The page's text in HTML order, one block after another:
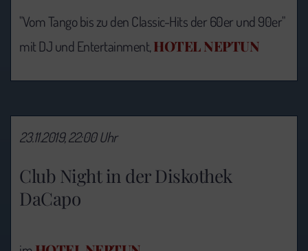
"Vom Tango bis zu den Classic-Hits der 60er und 90er"
mit DJ und Entertainment,HOTEL NEPTUN
Club Night in der Diskothek
DaCapo
23.11.2019, 22:00 Uhr